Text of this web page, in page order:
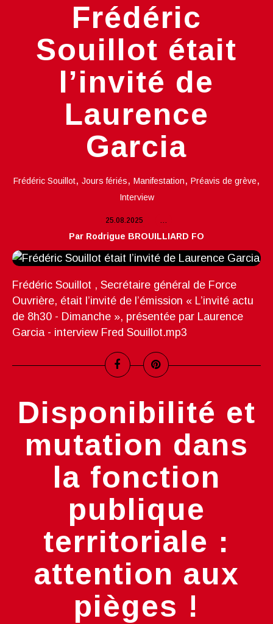
Frédéric
Souillot était
l’invité de
Laurence
Garcia
Frédéric Souillot, Jours fériés, Manifestation, Préavis de grève,
Interview
25.08.2025 …
Par Rodrigue BROUILLIARD FO
Frédéric Souillot , Secrétaire général de Force
Ouvrière, était l’invité de l’émission « L’invité actu
de 8h30 - Dimanche », présentée par Laurence
Garcia - interview Fred Souillot.mp3
Disponibilité et
mutation dans
la fonction
publique
territoriale :
attention aux
pièges !